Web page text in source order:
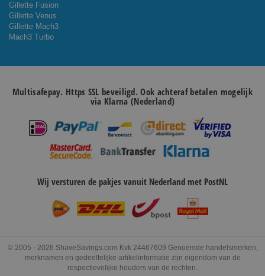
Gillette Fusion
Gillette Venus
Gillette Mach3
Mach3 Turbo
Multisafepay. Https SSL beveiligd. Ook achteraf betalen mogelijk
via Klarna (Nederland)
Wij versturen de pakjes vanuit Nederland met PostNL
© 2005 - 2026 ShaveSavings.com Kvk 24467609 Genoemde handelsmerken,
merknamen en gedeeltelijke artikelinformatie zijn eigendom van de
respectievelijke houders van de rechten.